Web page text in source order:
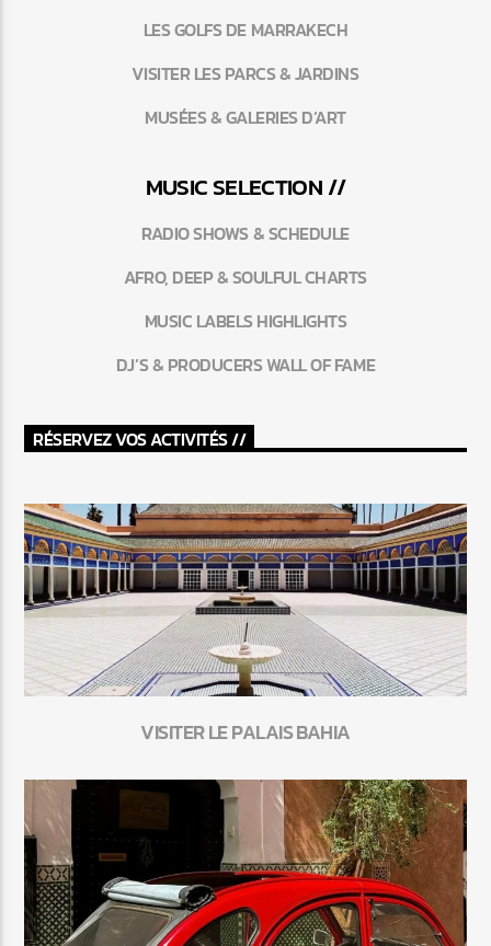
LES GOLFS DE MARRAKECH
VISITER LES PARCS & JARDINS
MUSÉES & GALERIES D’ART
MUSIC SELECTION //
RADIO SHOWS & SCHEDULE
AFRO, DEEP & SOULFUL CHARTS
MUSIC LABELS HIGHLIGHTS
DJ’S & PRODUCERS WALL OF FAME
RÉSERVEZ VOS ACTIVITÉS //
VISITER LE PALAIS BAHIA